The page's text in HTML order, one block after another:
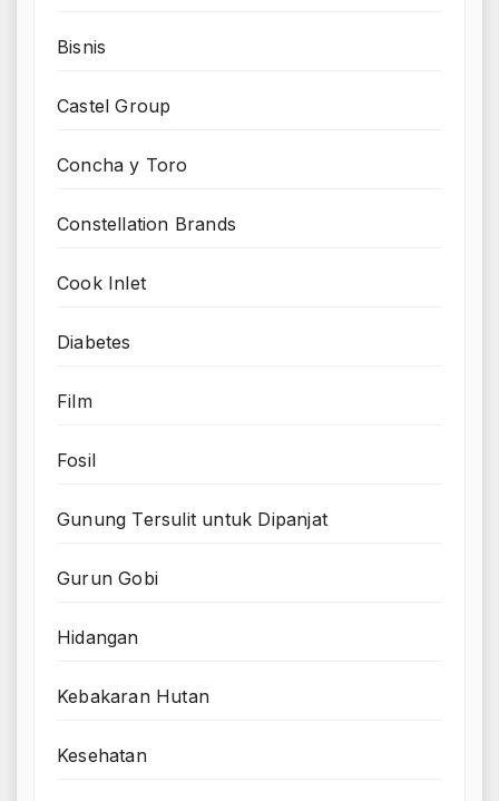
Bisnis
Castel Group
Concha y Toro
Constellation Brands
Cook Inlet
Diabetes
Film
Fosil
Gunung Tersulit untuk Dipanjat
Gurun Gobi
Hidangan
Kebakaran Hutan
Kesehatan